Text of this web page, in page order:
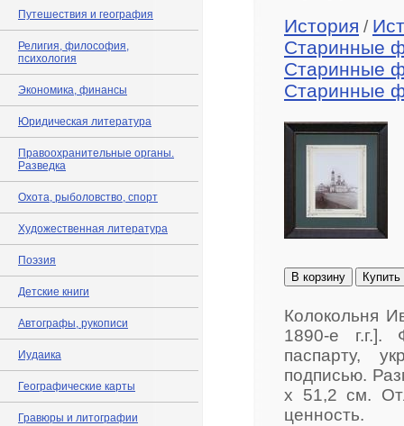
Путешествия и география
Религия, философия,
психология
Экономика, финансы
Юридическая литература
Правоохранительные органы.
Разведка
Охота, рыболовство, спорт
Художественная литература
Поэзия
Детские книги
Автографы, рукописи
Иудаика
Географические карты
Гравюры и литографии
История /
Старинные
Старинные
Старинные
В корзину Купить
Колокольня
1890-е
паспарту,
подписью.
x 51,2 см.
ценность.